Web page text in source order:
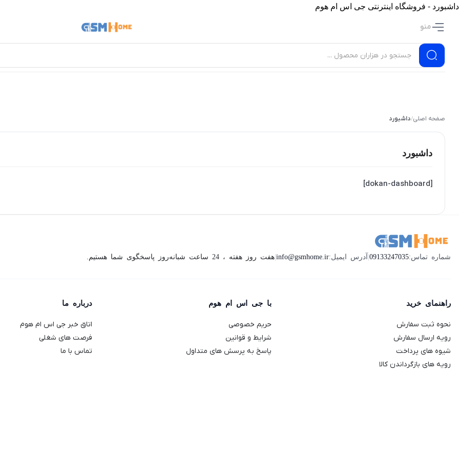
داشبورد - فروشگاه اینترنتی جی اس ام هوم
منو
صفحه اصلی/داشبورد
داشبورد
[dokan-dashboard]
شماره تماس:09133247035
|آدرس ایمیل:info@gsmhome.ir
|هفت روز هفته ، 24 ساعت شبانه‌روز پاسخگوی شما هستیم.
راهنمای خرید
نحوه ثبت سفارش
رویه ارسال سفارش
شیوه های پرداخت
رویه های بازگرداندن کالا
با جی اس ام هوم
حریم خصوصی
شرایط و قوانین
پاسخ به پرسش های متداول
درباره ما
اتاق خبر جی اس ام هوم
فرصت های شغلی
تماس با ما